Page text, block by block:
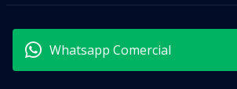
Whatsapp Comercial